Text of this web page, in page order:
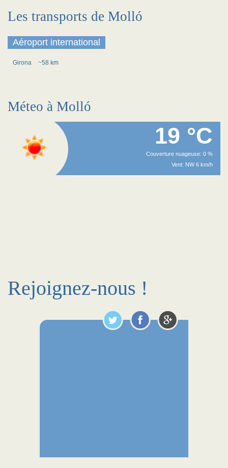
Les transports de Molló
Aéroport international
Girona ~58 km
Méteo à Molló
19 °C
Couverture nuageuse: 0 %
Vent: NW 6 km/h
Rejoignez-nous !